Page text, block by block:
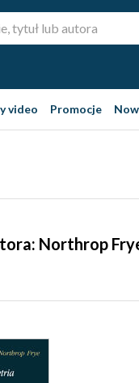
video Promocje
Northrop